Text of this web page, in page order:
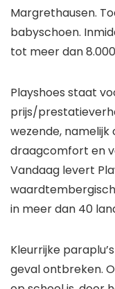
Margrethausen.
babyschoen.
tot meer dan
Playshoes staat
prijs/
wezende,
draagcomfort en
Vandaag levert
in meer dan 40
Kleurrijke
geval ontbreken.